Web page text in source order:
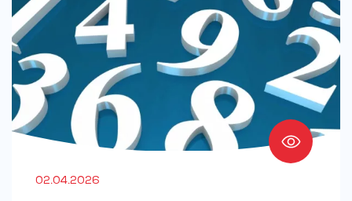
02.04.2026